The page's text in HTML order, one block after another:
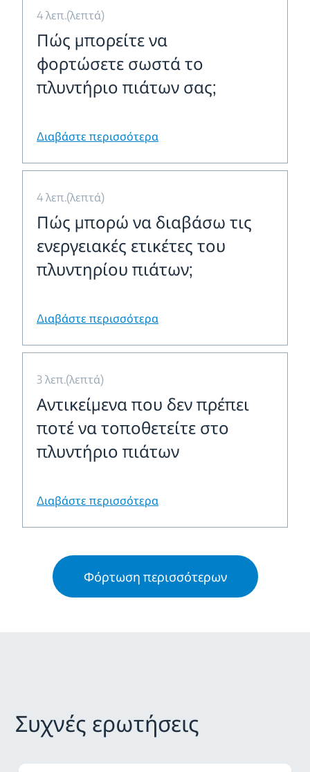
4 λεπ.(λεπτά)
Πώς μπορείτε να
φορτώσετε σωστά το
πλυντήριο πιάτων σας;
Διαβάστε περισσότερα
4 λεπ.(λεπτά)
Πώς μπορώ να διαβάσω τις
ενεργειακές ετικέτες του
πλυντηρίου πιάτων;
Διαβάστε περισσότερα
3 λεπ.(λεπτά)
Αντικείμενα που δεν πρέπει
ποτέ να τοποθετείτε στο
πλυντήριο πιάτων
Διαβάστε περισσότερα
Φόρτωση περισσότερων
Συχνές ερωτήσεις